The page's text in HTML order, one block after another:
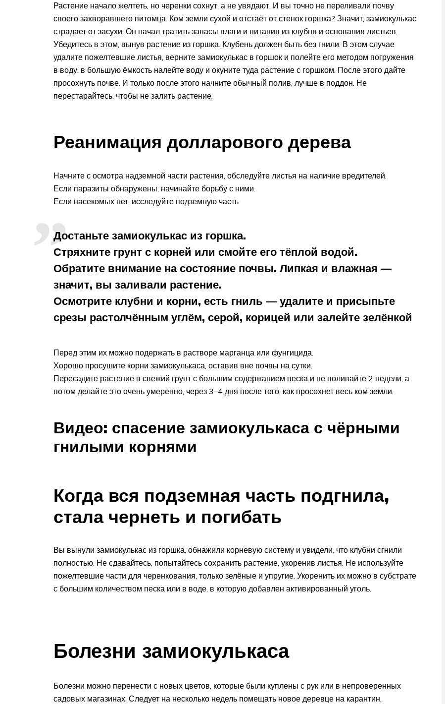
Растение начало желтеть, но черенки сохнут, а не увядают. И вы точно не переливали почву
своего захворавшего питомца. Ком земли сухой и отстаёт от стенок горшка? Значит, замиокулькас
страдает от засухи. Он начал тратить запасы влаги и питания из клубня и основания листьев.
Убедитесь в этом, вынув растение из горшка. Клубень должен быть без гнили. В этом случае
удалите пожелтевшие листья, верните замиокулькас в горшок и полейте его методом погружения
в воду: в большую ёмкость налейте воду и окуните туда растение с горшком. После этого дайте
просохнуть почве. И только после этого начните обычный полив, лучше в поддон. Не
перестарайтесь, чтобы не залить растение.
Реанимация долларового дерева
Начните с осмотра надземной части растения, обследуйте листья на наличие вредителей.
Если паразиты обнаружены, начинайте борьбу с ними.
Если насекомых нет, исследуйте подземную часть
Достаньте замиокулькас из горшка.
Стряхните грунт с корней или смойте его тёплой водой.
Обратите внимание на состояние почвы. Липкая и влажная —
значит, вы заливали растение.
Осмотрите клубни и корни, есть гниль — удалите и присыпьте
срезы растолчённым углём, серой, корицей или залейте зелёнкой
Перед этим их можно подержать в растворе марганца или фунгицида.
Хорошо просушите корни замиокулькаса, оставив вне почвы на сутки.
Пересадите растение в свежий грунт с большим содержанием песка и не поливайте 2 недели, а
потом делайте это очень умеренно, через 3–4 дня после того, как просохнет весь ком земли.
Видео: спасение замиокулькаса с чёрными
гнилыми корнями
Когда вся подземная часть подгнила,
стала чернеть и погибать
Вы вынули замиокулькас из горшка, обнажили корневую систему и увидели, что клубни сгнили
полностью. Не сдавайтесь, попытайтесь сохранить растение, укоренив листья. Не используйте
пожелтевшие части для черенкования, только зелёные и упругие. Укоренить их можно в субстрате
с большим количеством песка или в воде, в которую добавлен активированный уголь.
Болезни замиокулькаса
Болезни можно перенести с новых цветов, которые были куплены с рук или в непроверенных
садовых магазинах. Следует на несколько недель помещать новое деревце на карантин.